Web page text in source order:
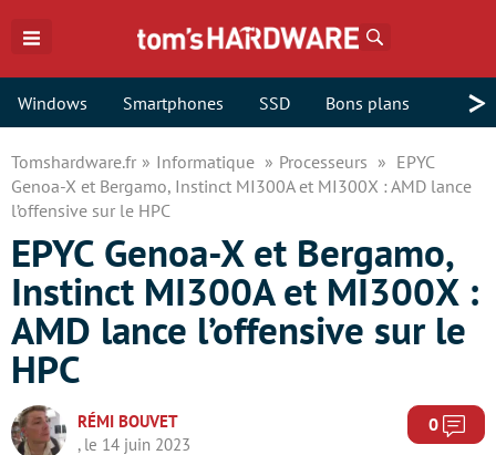
Windows Smartphones SSD Bons plans >
Tomshardware.fr Informatique Processeurs
EPYC
Genoa-X et Bergamo, Instinct MI300A et MI300X : AMD lance
l’offensive sur le HPC
EPYC Genoa-X et Bergamo,
Instinct MI300A et MI300X :
AMD lance l’offensive sur le
HPC
RÉMI BOUVET
, le 14 juin 2023
0